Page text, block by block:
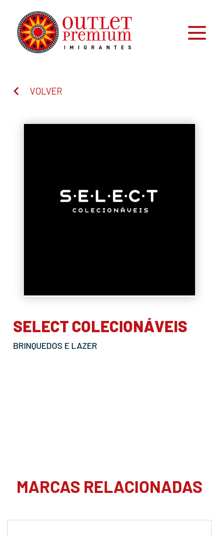
VOLVER
SELECT COLECIONÁVEIS
BRINQUEDOS E LAZER
MARCAS RELACIONADAS